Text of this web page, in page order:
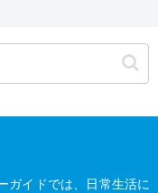
ガイドでは、日常生活に